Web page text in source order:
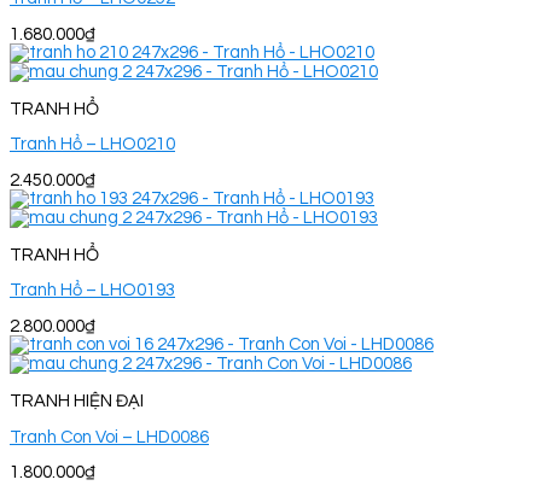
1.680.000₫
TRANH HỔ
Tranh Hổ – LHO0210
2.450.000₫
TRANH HỔ
Tranh Hổ – LHO0193
2.800.000₫
TRANH HIỆN ĐẠI
Tranh Con Voi – LHD0086
1.800.000₫